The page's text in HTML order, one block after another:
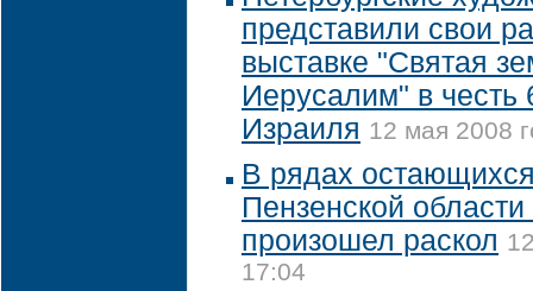
представили свои
выставке "Святая
Иерусалим" в честь
Израиля 12 мая 2008
В рядах
Пензенской области
произошел раскол
17:04